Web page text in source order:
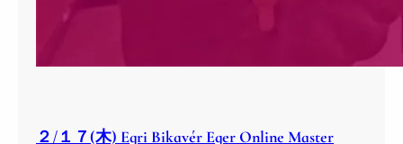
２/１７(木) Egri Bikavér Eger Online Master